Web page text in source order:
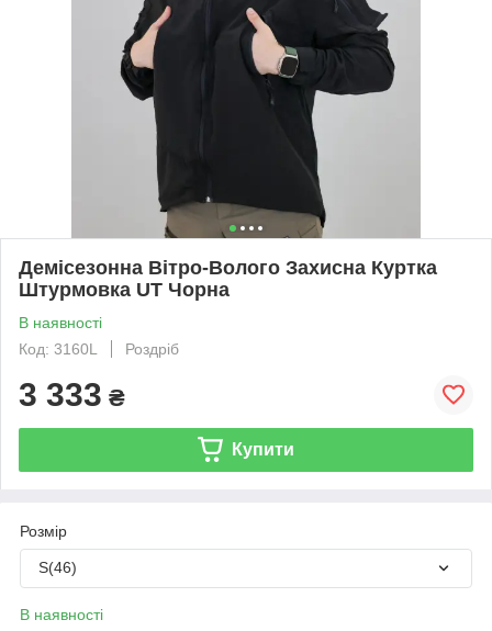
Демісезонна Вітро-Волого Захисна Куртка
Штурмовка UT Чорна
В наявності
Код: 3160L
Роздріб
3 333 ₴
Купити
Розмір
S(46)
В наявності